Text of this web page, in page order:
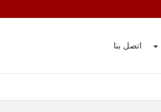
اتصل بنا